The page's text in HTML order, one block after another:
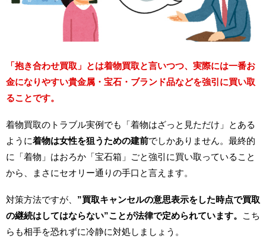
「抱き合わせ買取」とは着物買取と言いつつ、実際には一番お
金になりやすい貴金属・宝石・ブランド品などを強引に買い取
ることです。
着物買取のトラブル実例でも「着物はざっと見ただけ」とある
ように着物は女性を狙うための建前でしかありません。最終的
に「着物」はおろか「宝石箱」ごと強引に買い取っていること
から、まさにセオリー通りの手口と言えます。
対策方法ですが、 ”買取キャンセルの意思表示をした時点で買取
の継続はしてはならない”ことが法律で定められています。
こち
らも相手を恐れずに冷静に対処しましょう。